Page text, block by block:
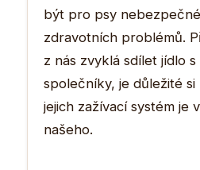
být pro psy
zdravotních problémů.
z nás zvyklá sdílet jídlo s
společníky, je důležité si
jejich zažívací systém je
našeho.